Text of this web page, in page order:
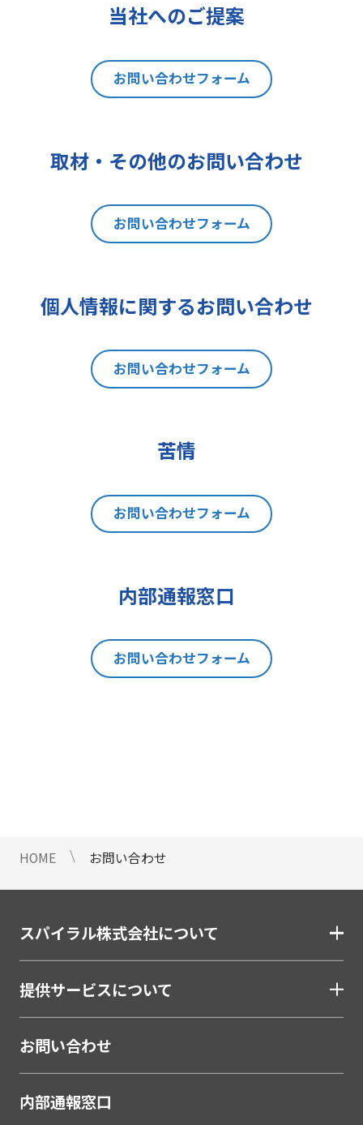
ご提出頂く個人情報について、貴方
正、追加又は削除、利用の停止、消
去及び第三者への提供の停止（以下
「開示等」といいます。）を請求す
は、後述の消費者相談・苦情窓口に
本手続きにあたり、貴方がご本人で
あることを確認させて頂きますこと
をご了承下さい。
ご提出頂く個人情報について、開示
利を有します。
(1)取扱いの制限を要求する権利
(4)同意を撤回する権利
(5)GDPRの監督機関に不服を申し立
8 個人情報提出の任意性及び当該
情報を与えなかった場合に本人に生
にあたり、貴方の同意を得た場合に
す。但し、貴方の同意が頂けない場
合は、お問い合わせの回答、当社の
製品・サービスのご案内や当社が独
当社は、ご提出頂く個人情報につい
定を行いません。
10 当社Web サイトでのクッキー
（Cookie）の使用について
お客様がブラウザの設定でクッキー
の送受信を許可している場合、当社
Webサイトでクッキーまたは同種の
技術（Webビーコンなど）を使用し
て、お客様による当社Webサイトの
利用状況等のデータ（以下、「閲覧
当社へのご提案
お問い合わせフォーム
取材・その他のお問い合わせ
お問い合わせフォーム
個人情報に関するお問い合わせ
お問い合わせフォーム
苦情
お問い合わせフォーム
内部通報窓口
お問い合わせフォーム
HOME お問い合わせ
スパイラル株式会社について
提供サービスについて
お問い合わせ
内部通報窓口